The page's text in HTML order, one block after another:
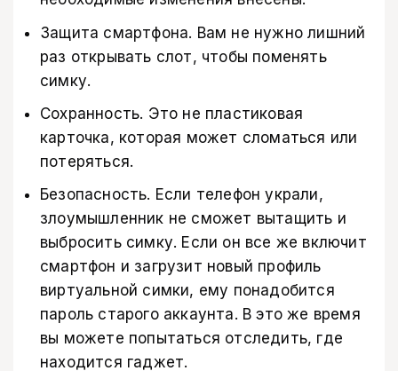
Защита смартфона. Вам не нужно лишний
раз открывать слот, чтобы поменять
симку.
Сохранность. Это не пластиковая
карточка, которая может сломаться или
потеряться.
Безопасность. Если телефон украли,
злоумышленник не сможет вытащить и
выбросить симку. Если он все же включит
смартфон и загрузит новый профиль
виртуальной симки, ему понадобится
пароль старого аккаунта. В это же время
вы можете попытаться отследить, где
находится гаджет.